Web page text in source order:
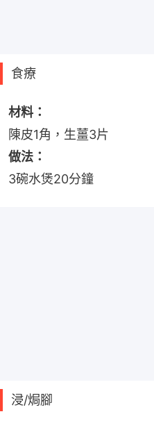
食療
材料：
陳皮1角，生薑3片
做法：
3碗水煲20分鐘
浸/焗腳